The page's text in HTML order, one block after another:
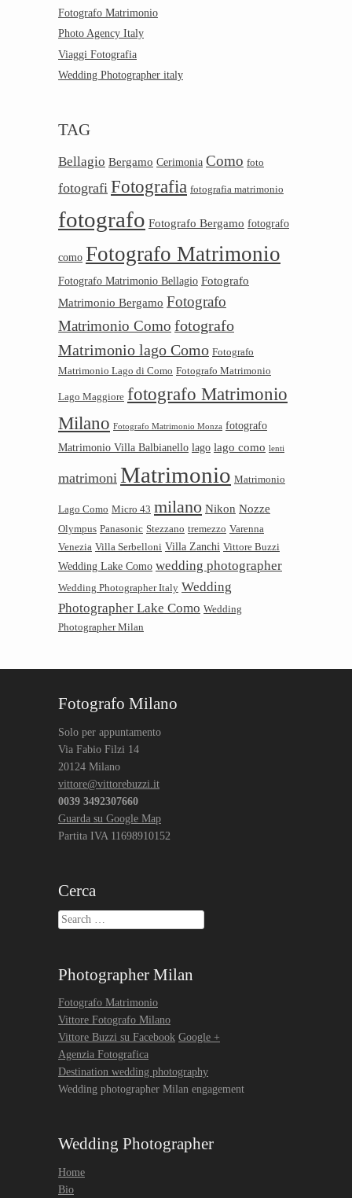
Fotografo Matrimonio
Photo Agency Italy
Viaggi Fotografia
Wedding Photographer italy
TAG
Bellagio Bergamo Cerimonia Como foto
fotografi Fotografia fotografia matrimonio
fotografo Fotografo Bergamo fotografo
como Fotografo Matrimonio
Fotografo Matrimonio Bellagio Fotografo
Matrimonio Bergamo Fotografo
Matrimonio Como fotografo
Matrimonio lago Como Fotografo
Matrimonio Lago di Como Fotografo Matrimonio
Lago Maggiore fotografo Matrimonio
Milano Fotografo Matrimonio Monza fotografo
Matrimonio Villa Balbianello lago lago como lenti
matrimoni Matrimonio Matrimonio
Lago Como Micro 43 milano Nikon Nozze
Olympus Panasonic Stezzano tremezzo Varenna
Venezia Villa Serbelloni Villa Zanchi Vittore Buzzi
Wedding Lake Como wedding photographer
Wedding Photographer Italy Wedding
Photographer Lake Como Wedding
Photographer Milan
Fotografo Milano
Solo per appuntamento
Via Fabio Filzi 14
20124 Milano
vittore@vittorebuzzi.it
0039 3492307660
Guarda su Google Map
Partita IVA 11698910152
Cerca
Search
Photographer Milan
Fotografo Matrimonio
Vittore Fotografo Milano
Vittore Buzzi su Facebook Google +
Agenzia Fotografica
Destination wedding photography
Wedding photographer Milan engagement
Wedding Photographer
Home
Bio